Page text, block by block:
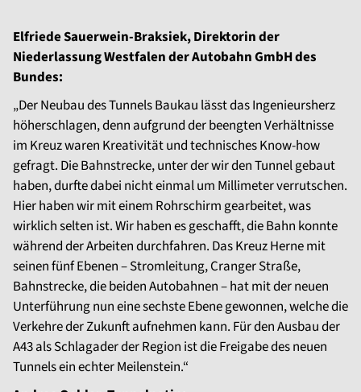
Elfriede Sauerwein-Braksiek, Direktorin der
Niederlassung Westfalen der Autobahn GmbH des
Bundes:
„Der Neubau des Tunnels Baukau lässt das Ingenieursherz
höherschlagen, denn aufgrund der beengten Verhältnisse
im Kreuz waren Kreativität und technisches Know-how
gefragt. Die Bahnstrecke, unter der wir den Tunnel gebaut
haben, durfte dabei nicht einmal um Millimeter verrutschen.
Hier haben wir mit einem Rohrschirm gearbeitet, was
wirklich selten ist. Wir haben es geschafft, die Bahn konnte
während der Arbeiten durchfahren. Das Kreuz Herne mit
seinen fünf Ebenen – Stromleitung, Cranger Straße,
Bahnstrecke, die beiden Autobahnen – hat mit der neuen
Unterführung nun eine sechste Ebene gewonnen, welche die
Verkehre der Zukunft aufnehmen kann. Für den Ausbau der
A43 als Schlagader der Region ist die Freigabe des neuen
Tunnels ein echter Meilenstein.“